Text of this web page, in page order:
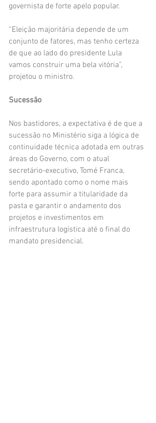
governista de forte apelo popular.
“Eleição majoritária depende de um
conjunto de fatores, mas tenho certeza
de que ao lado do presidente Lula
vamos construir uma bela vitória”,
projetou o ministro.
Sucessão
Nos bastidores, a expectativa é de que a
sucessão no Ministério siga a lógica de
continuidade técnica adotada em outras
áreas do Governo, com o atual
secretário-executivo, Tomé Franca,
sendo apontado como o nome mais
forte para assumir a titularidade da
pasta e garantir o andamento dos
projetos e investimentos em
infraestrutura logística até o final do
mandato presidencial.